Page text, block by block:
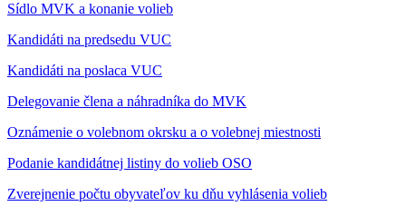
Sídlo MVK a konanie volieb
Kandidáti na predsedu VUC
Kandidáti na poslaca VUC
Delegovanie člena a náhradníka do MVK
Oznámenie o volebnom okrsku a o volebnej miestnosti
Podanie kandidátnej listiny do volieb OSO
Zverejnenie počtu obyvateľov ku dňu vyhlásenia volieb